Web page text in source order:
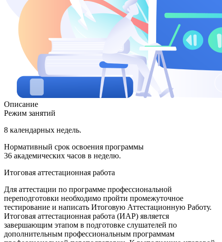
Описание
Режим занятий
8 календарных недель.
Нормативный срок освоения программы
36 академических часов в неделю.
Итоговая аттестационная работа
Для аттестации по программе профессиональной
переподготовки необходимо пройти промежуточное
тестирование и написать Итоговую Аттестационную Работу.
Итоговая аттестационная работа (ИАР) является
завершающим этапом в подготовке слушателей по
дополнительным профессиональным программам